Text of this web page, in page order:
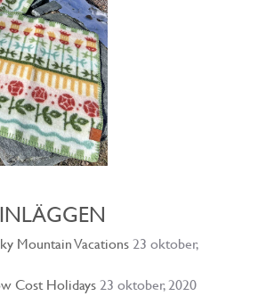
Mountain Vacations 23 oktober,
Cost Holidays 23 oktober, 2020